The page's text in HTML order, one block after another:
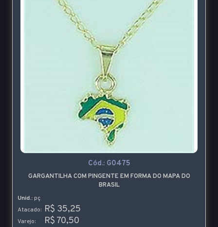
Cód.: G0475
GARGANTILHA COM PINGENTE EM FORMA DO MAPA DO
BRASIL
Unid.: pç
Atacado: R$ 35,25
Varejo: R$ 70,50